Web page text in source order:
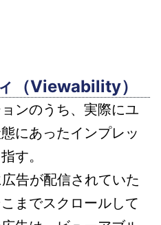
（Viewability）
ンのうち、実際にユ
にあったインプレッ
す。
告が配信されていた
までスクロールして